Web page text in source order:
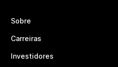
Sobre
Carreiras
Investidores